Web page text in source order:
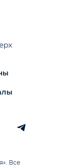
Все